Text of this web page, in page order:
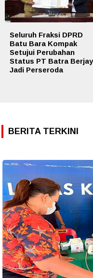
Seluruh Fraksi DPRD
Batu Bara Kompak
Setujui Perubahan
Status PT Batra
Jadi Perseroda
BERITA TERKINI